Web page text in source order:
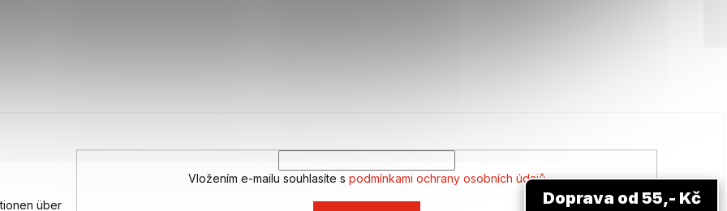
über
Vložením e-mailu souhlasíte spodmínkami ochrany osobních údajů
Doprava od 55,- Kč